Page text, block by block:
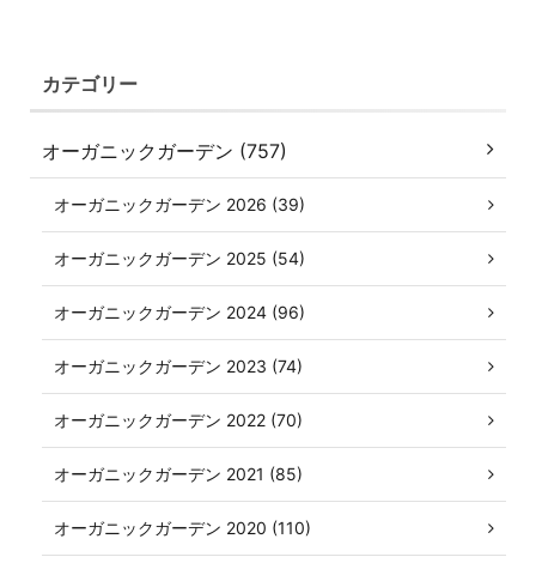
カテゴリー
オーガニックガーデン (757)
オーガニックガーデン 2026 (39)
オーガニックガーデン 2025 (54)
オーガニックガーデン 2024 (96)
オーガニックガーデン 2023 (74)
オーガニックガーデン 2022 (70)
オーガニックガーデン 2021 (85)
オーガニックガーデン 2020 (110)